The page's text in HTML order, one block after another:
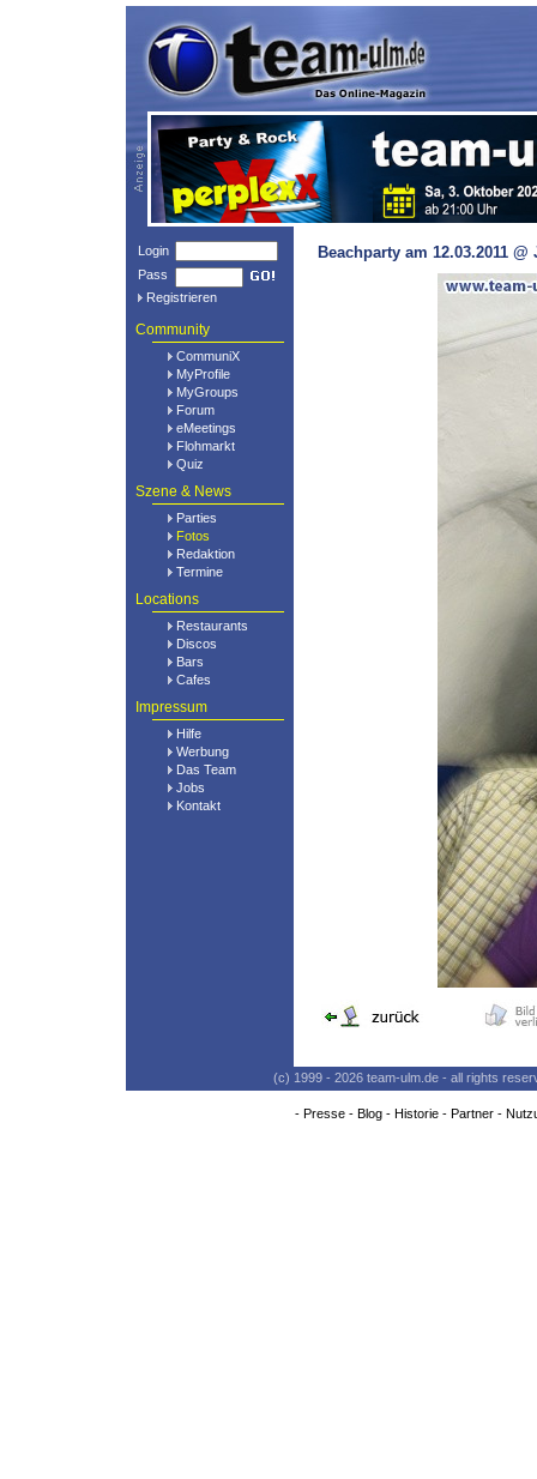
Login
Pass
Registrieren
Community
CommuniX
MyProfile
MyGroups
Forum
eMeetings
Flohmarkt
Quiz
Szene & News
Parties
Fotos
Redaktion
Termine
Locations
Restaurants
Discos
Bars
Cafes
Impressum
Hilfe
Werbung
Das Team
Jobs
Kontakt
Beachparty am 12.03.2011
(c) 1999 - 2026 team-ulm.de - all rights
- Presse- Blog- Historie- Partner-